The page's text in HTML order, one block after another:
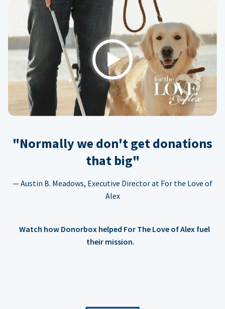
Play
"Normally we don't get donations
that big"
— Austin B. Meadows, Executive Director at For the Love of
Alex
Watch how Donorbox helped For The Love of Alex fuel
their mission.